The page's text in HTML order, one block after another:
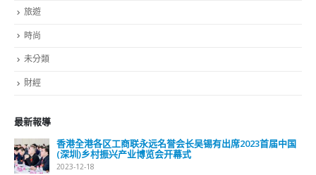
旅遊
時尚
未分類
財經
最新報導
香港全港各区工商联永远名誉会长吴锡有出席2023首届中国
(深圳)乡村振兴产业博览会开幕式
2023-12-18